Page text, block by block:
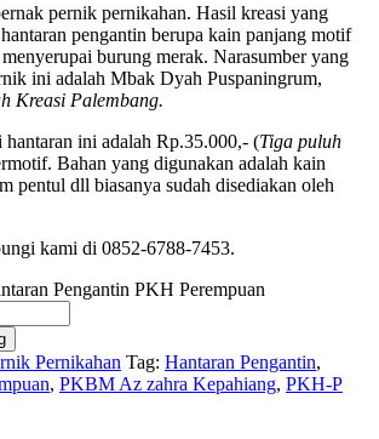
pernik pernikahan. Hasil kreasi yang
pengantin berupa kain panjang motif
burung merak. Narasumber yang
ini adalah Mbak Dyah Puspaningrum,
Kreasi Palembang.
hantaran ini adalah Rp.35.000,- (Tiga puluh
Bahan yang digunakan adalah kain
pentul dll biasanya sudah disediakan oleh
kami di 0852-6788-7453.
Pengantin PKH Perempuan
Pernikahan Tag: Hantaran Pengantin,
, PKBM Az zahra Kepahiang, PKH-P